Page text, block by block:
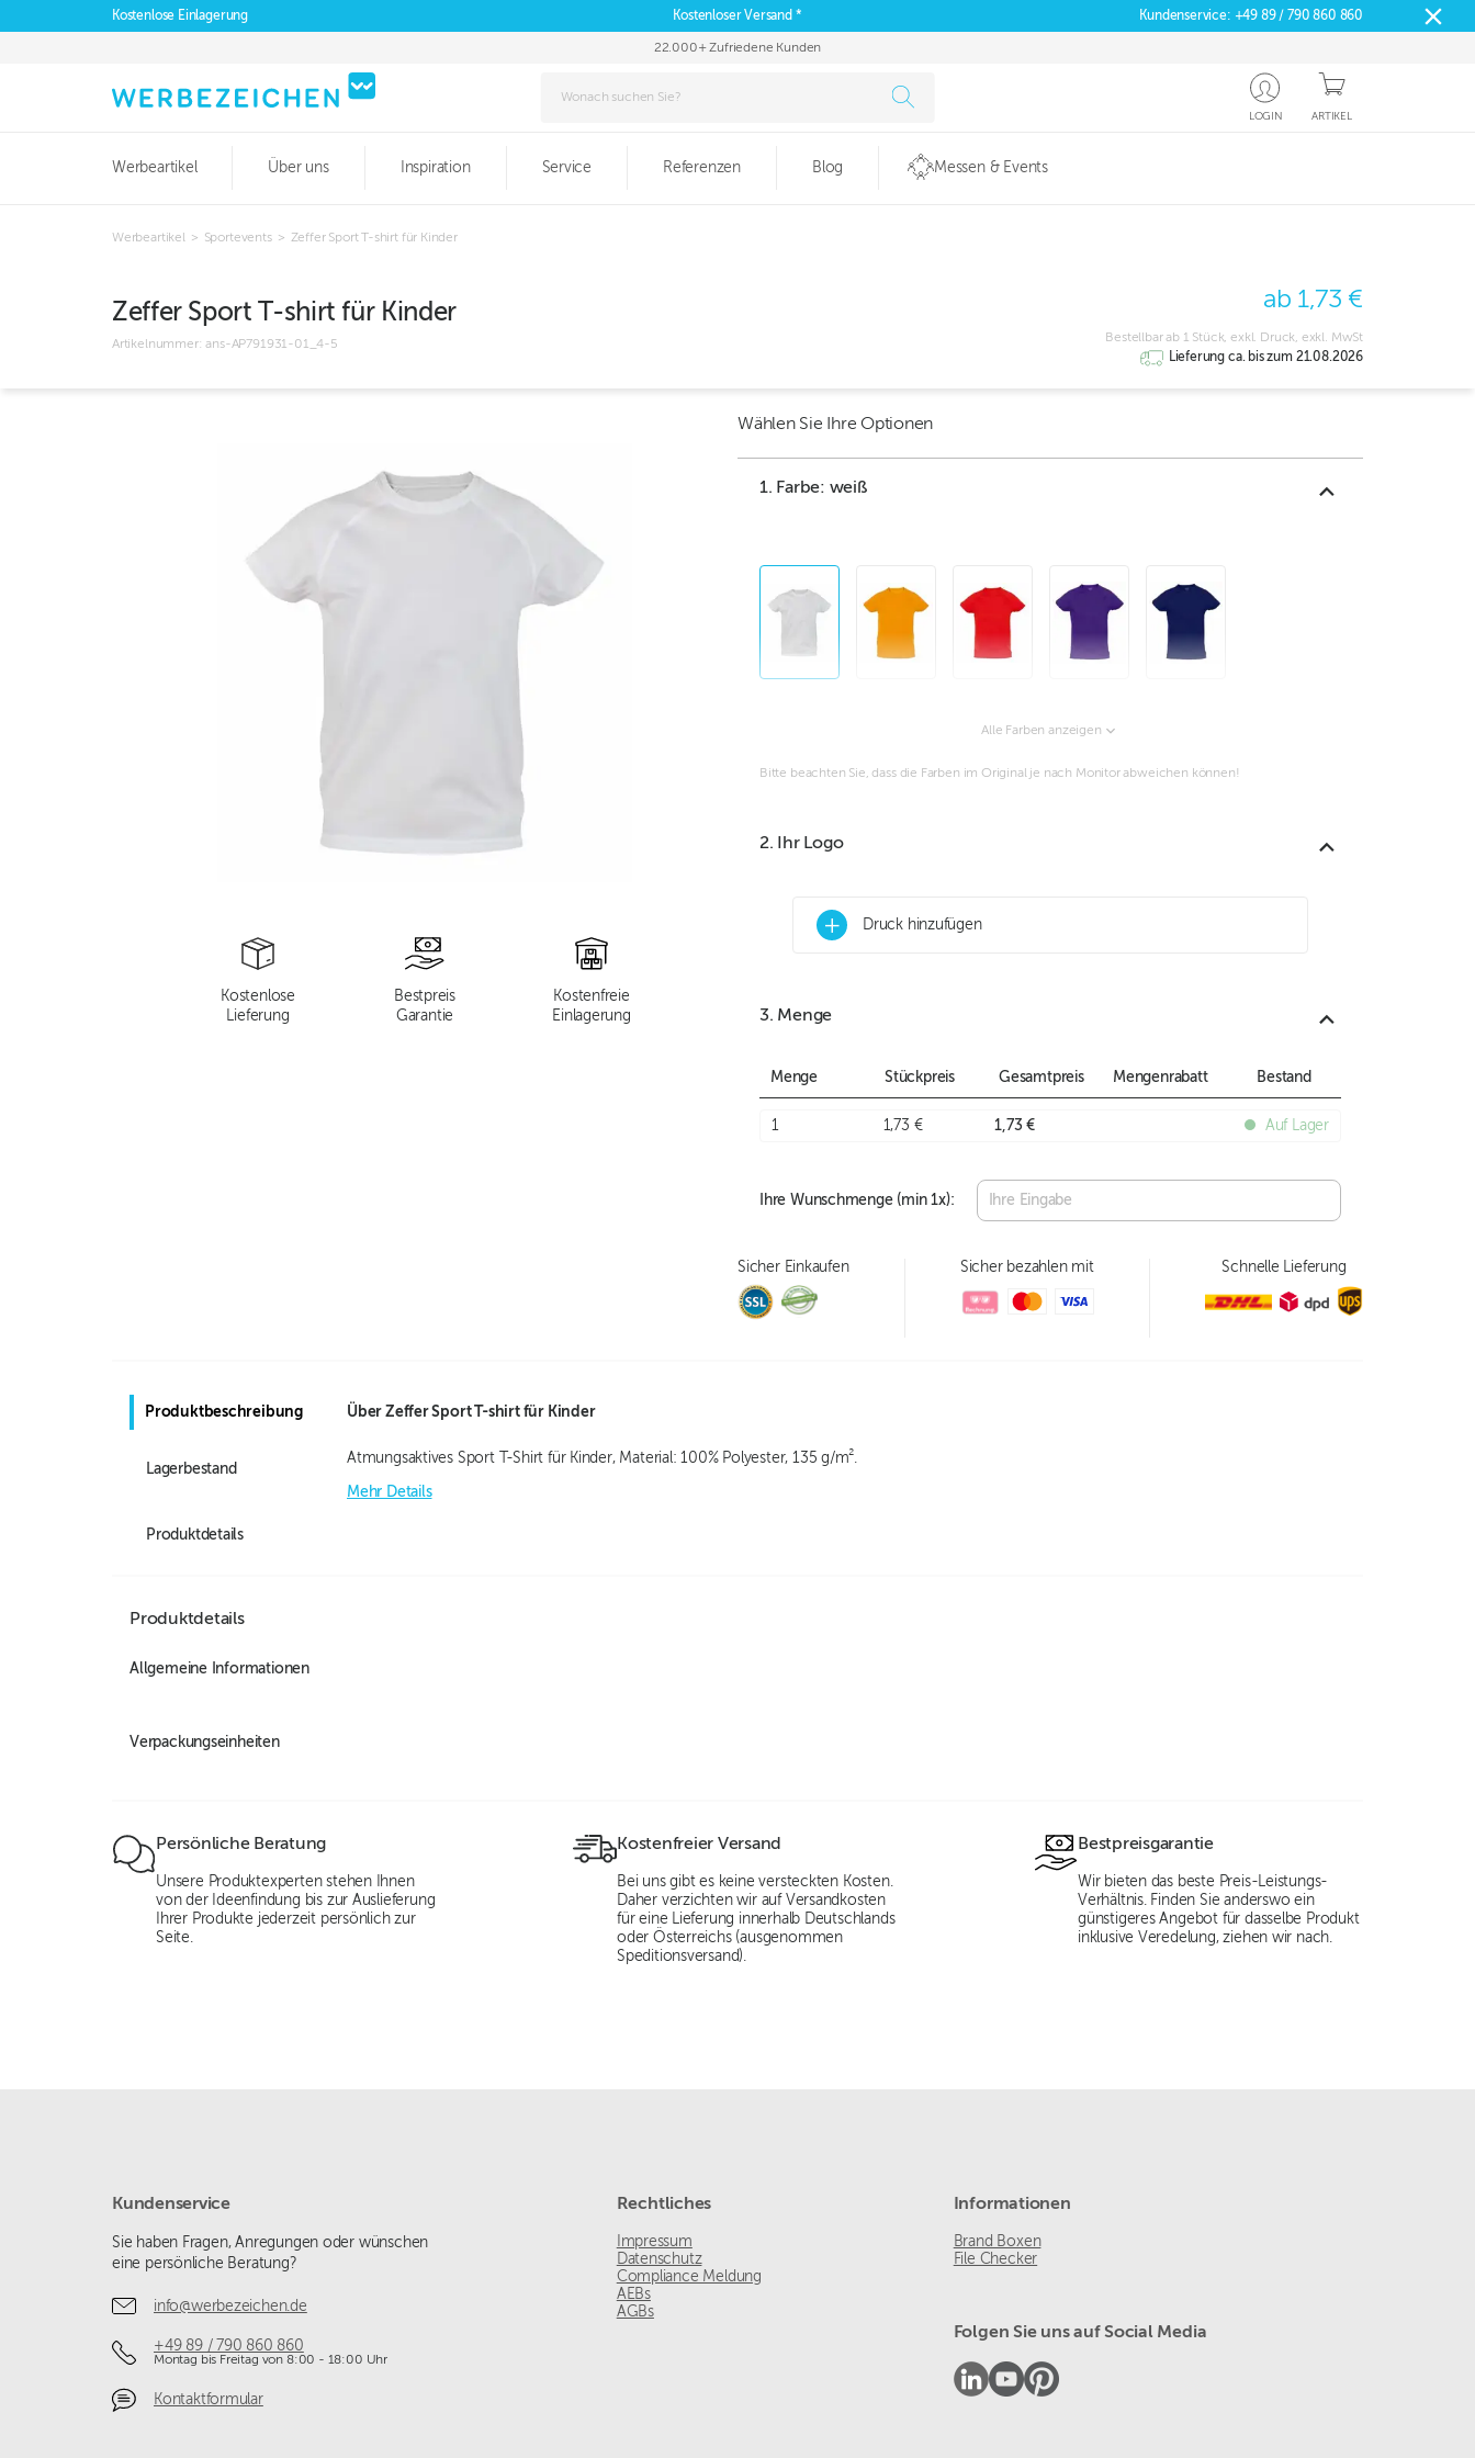
Kostenlose Einlagerung Kostenloser Versand * Kundenservice: +49 89 / 790 860 860
22.000+ Zufriedene Kunden
LOGIN ARTIKEL
Werbeartikel Über uns Inspiration Service Referenzen Blog Messen & Events
Werbeartikel > Sportevents > Zeffer Sport T-shirt für Kinder
Zeffer Sport T-shirt für Kinder
Artikelnummer:ans-AP791931-01_4-5
ab 1,73 €
Bestellbar ab 1 Stück, exkl. Druck, exkl. MwSt
Lieferung ca. bis zum 21.08.2026
Kostenlose
Lieferung
Bestpreis
Garantie
Kostenfreie
Einlagerung
Wählen Sie Ihre Optionen
1. Farbe: weiß
Alle Farben anzeigen
Bitte beachten Sie, dass die Farben im Original je nach Monitor abweichen können!
2. Ihr Logo
+ Druck hinzufügen
3. Menge
Menge Stückpreis Gesamtpreis Mengenrabatt Bestand
1 1,73 € 1,73 € Auf Lager
Ihre Wunschmenge (min1x):
Sicher Einkaufen Sicher bezahlen mit Schnelle Lieferung
Produktbeschreibung
Lagerbestand
Produktdetails
Über Zeffer Sport T-shirt für Kinder
Atmungsaktives Sport T-Shirt für Kinder, Material: 100% Polyester, 135 g/m².
Mehr Details
Produktdetails
Allgemeine Informationen
Verpackungseinheiten
Persönliche Beratung
Unsere Produktexperten stehen Ihnen
von der Ideenfindung bis zur Auslieferung
Ihrer Produkte jederzeit persönlich zur
Seite.
Kostenfreier Versand
Bei uns gibt es keine versteckten Kosten.
Daher verzichten wir auf Versandkosten
für eine Lieferung innerhalb Deutschlands
oder Österreichs (ausgenommen
Speditionsversand).
Bestpreisgarantie
Wir bieten das beste Preis-Leistungs-
Verhältnis. Finden Sie anderswo ein
günstigeres Angebot für dasselbe Produkt
inklusive Veredelung, ziehen wir nach.
Kundenservice
Sie haben Fragen, Anregungen oder wünschen
eine persönliche Beratung?
info@werbezeichen.de
+49 89 / 790 860 860
Montag bis Freitag von 8:00 - 18:00 Uhr
Kontaktformular
Rechtliches
Impressum
Datenschutz
Compliance Meldung
AEBs
AGBs
Informationen
Brand Boxen
File Checker
Folgen Sie uns auf Social Media